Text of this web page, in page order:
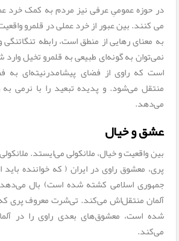
در حوزه عمومیِ عرفی نیز مردم به کمک خرد
می کنند. بین عبور از خرد عملی در قلمرو
به معنای رهایی از منطق است، رابطه‌
نمی‌توان به گونه‌ای طبیعی به قلمرو تخیل
است که راوی از فضای پیشامدرنیته‌ای به
منتقل می‌شود. و پدیده‌ تبعید را با نرمی
می‌دهد.
عشق و خیال
بین واقعیت و خیال، ملانکولی می‌ایستد.
پری، معشوق راوی در ایران ( که خواننده
جمهوری اسلامی کشته شده است) بال
شده است، معشوق‌های بعدی راوی را در
می‌کند.